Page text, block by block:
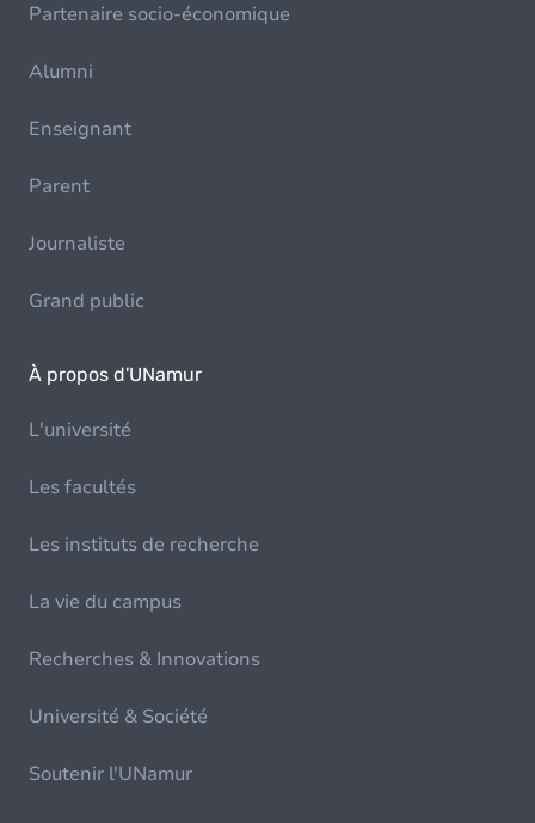
Partenaire socio-économique
Alumni
Enseignant
Parent
Journaliste
Grand public
À propos d'UNamur
L'université
Les facultés
Les instituts de recherche
La vie du campus
Recherches & Innovations
Université & Société
Soutenir l'UNamur